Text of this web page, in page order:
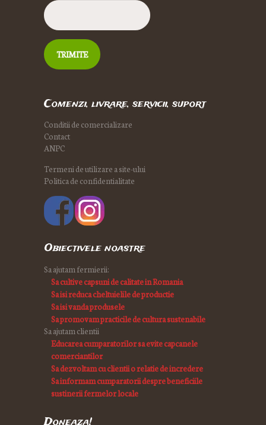
Comenzi, livrare, servicii, suport
Conditii de comercializare
Contact
ANPC
Termeni de utilizare a site-ului
Politica de confidentialitate
Obiectivele noastre
Sa ajutam fermierii:
Sa cultive capsuni de calitate in Romania
Sa isi reduca cheltuielile de productie
Sa isi vanda produsele
Sa promovam practicile de cultura sustenabile
Sa ajutam clientii
Educarea cumparatorilor sa evite capcanele
comerciantilor
Sa dezvoltam cu clientii o relatie de incredere
Sa informam cumparatorii despre beneficiile
sustinerii fermelor locale